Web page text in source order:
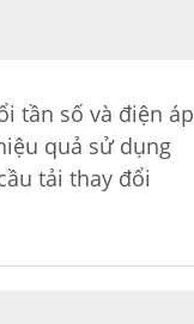
tần số và điện áp
quả sử dụng
tải thay đổi